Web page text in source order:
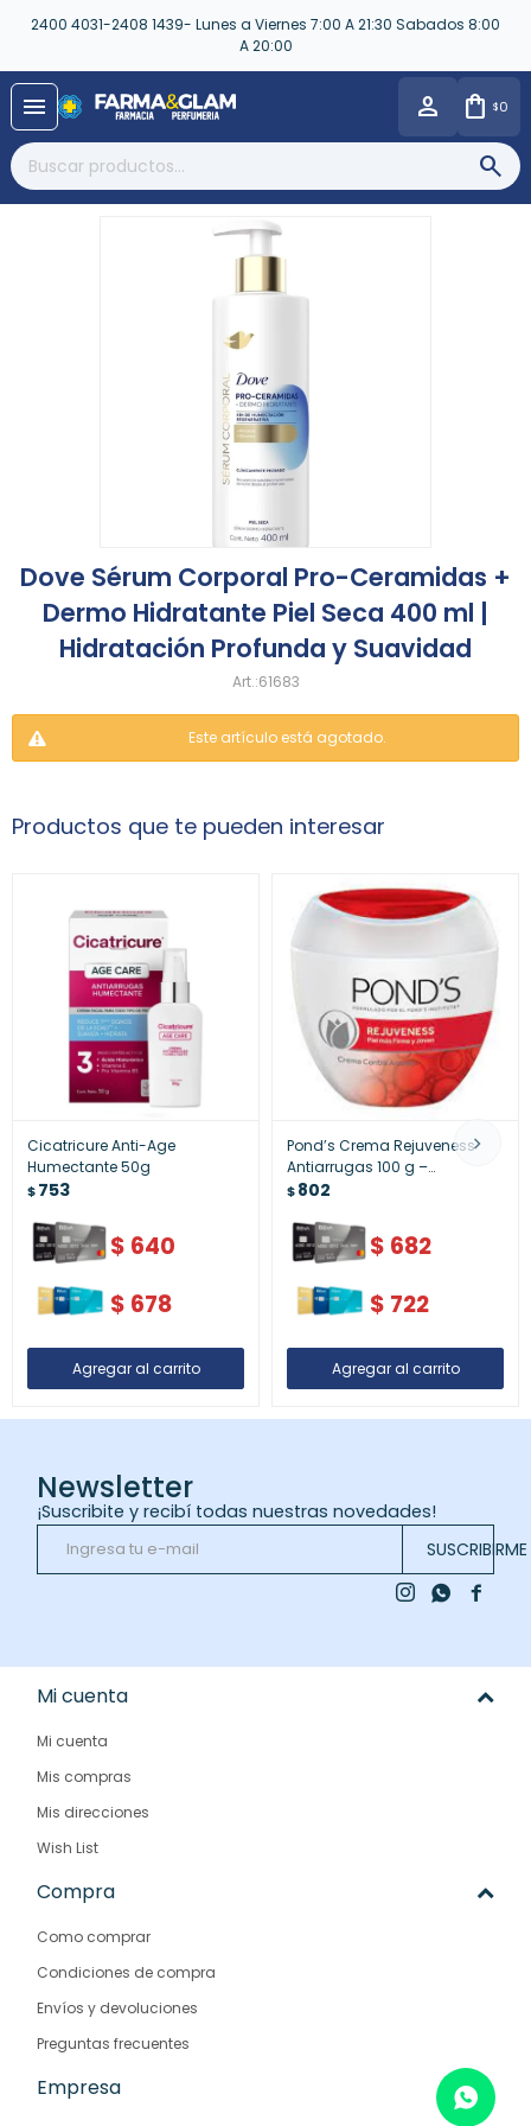
2400 4031-2408 1439- Lunes a Viernes 7:00 A 21:30 Sabados 8:00
A 20:00
menu $0
Dove Sérum Corporal Pro-Ceramidas +
Dermo Hidratante Piel Seca 400 ml |
Hidratación Profunda y Suavidad
61683
Este artículo está agotado.
Productos que te pueden interesar
Cicatricure Anti-Age
Humectante 50g
$753
$ 640
$ 678
Pond’s Crema Rejuveness
Antiarrugas 100 g –
Reducción Visible de Líneas
$802
$ 682
$ 722
Newsletter
¡Suscribite y recibí todas nuestras novedades!
SUSCRIBIRME

 
Mi cuenta
Mi cuenta
Mis compras
Mis direcciones
Wish List
Compra
Como comprar
Condiciones de compra
Envíos y devoluciones
Preguntas frecuentes
Empresa